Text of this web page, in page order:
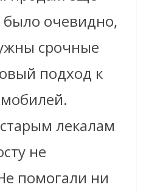
было очевидно,
срочные
подход к
лекалам
не
помогали ни